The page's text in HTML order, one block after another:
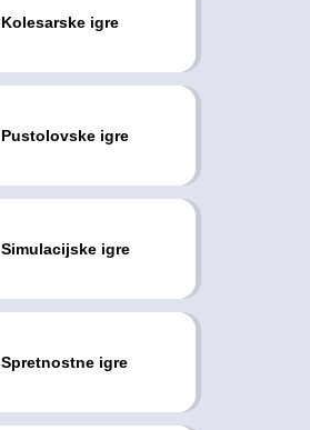
Kolesarske igre
Pustolovske igre
Simulacijske igre
Spretnostne igre